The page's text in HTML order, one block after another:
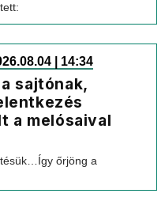
| 14:34
sajtónak,
a melósaival
őrjöng a